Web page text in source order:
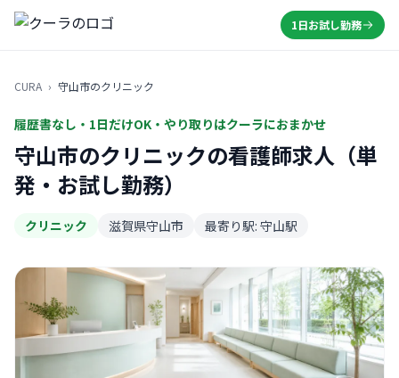
1日お試し勤務
CURA › 守山市のクリニック
履歴書なし・1日だけOK・やり取りはクーラにおまかせ
守山市のクリニックの看護師求人（単
発・お試し勤務）
クリニック 滋賀県守山市 最寄り駅: 守山駅